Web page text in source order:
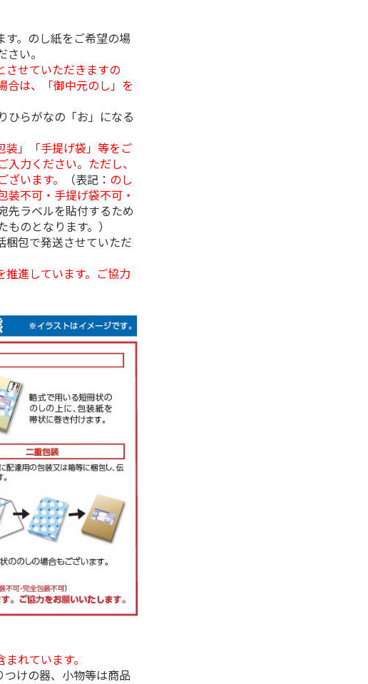
。のし紙をご希望の場
い。
させていただきますの
合は、「御中元のし」を
ひらがなの「お」になる
装」「手提げ袋」等をご
力ください。ただし、
います。
（表記： のし
装不可・手提げ袋不可・
先ラベルを貼付するため
のとなります。）
梱包で発送させていただ
進しています。ご協力
れています。
けの器、小物等は商品